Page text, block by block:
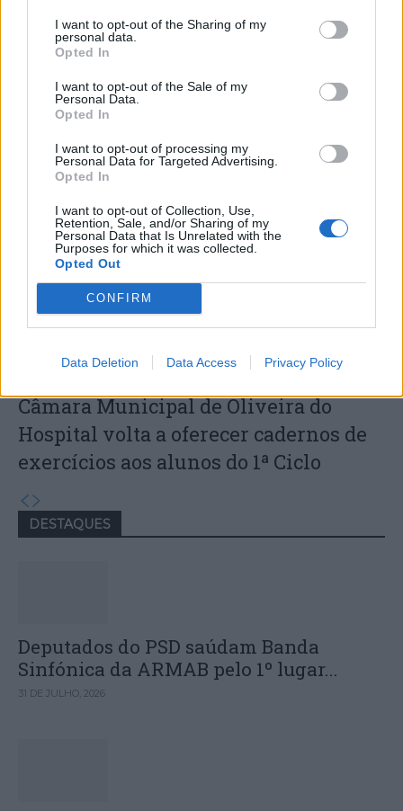
I want to opt-out of the Sharing of my
personal data.
Opted In
I want to opt-out of the Sale of my
Personal Data.
Opted In
I want to opt-out of processing my
Personal Data for Targeted Advertising.
Opted In
I want to opt-out of Collection, Use,
Retention, Sale, and/or Sharing of my
Personal Data that Is Unrelated with the
Purposes for which it was collected.
Opted Out
CONFIRM
Data Deletion Data Access Privacy Policy
Município de Góis entrega Kits
Comunitários às famílias no âmbito
do projeto “Acolher em Comunidade”
Câmara Municipal de Oliveira do
Hospital volta a oferecer cadernos de
exercícios aos alunos do 1ª Ciclo
DESTAQUES
Deputados do PSD saúdam Banda
Sinfónica da ARMAB pelo 1º lugar...
31 DE JULHO, 2026